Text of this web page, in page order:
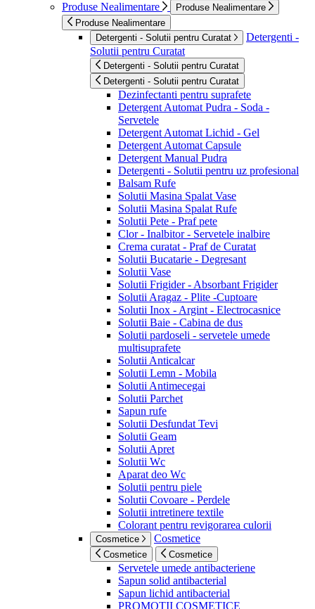
Produse Nealimentare
Produse Nealimentare
Produse Nealimentare
Detergenti - Solutii pentru Curatat
Detergenti -
Solutii pentru Curatat
Detergenti - Solutii pentru Curatat
Detergenti - Solutii pentru Curatat
Dezinfectanti pentru suprafete
Detergent Automat Pudra - Soda -
Servetele
Detergent Automat Lichid - Gel
Detergent Automat Capsule
Detergent Manual Pudra
Detergenti - Solutii pentru uz profesional
Balsam Rufe
Solutii Masina Spalat Vase
Solutii Masina Spalat Rufe
Solutii Pete - Praf pete
Clor - Inalbitor - Servetele inalbire
Crema curatat - Praf de Curatat
Solutii Bucatarie - Degresant
Solutii Vase
Solutii Frigider - Absorbant Frigider
Solutii Aragaz - Plite -Cuptoare
Solutii Inox - Argint - Electrocasnice
Solutii Baie - Cabina de dus
Solutii pardoseli - servetele umede
multisuprafete
Solutii Anticalcar
Solutii Lemn - Mobila
Solutii Antimecegai
Solutii Parchet
Sapun rufe
Solutii Desfundat Tevi
Solutii Geam
Solutii Apret
Solutii Wc
Aparat deo Wc
Solutii pentru piele
Solutii Covoare - Perdele
Solutii intretinere textile
Colorant pentru revigorarea culorii
Cosmetice Cosmetice
Cosmetice Cosmetice
Servetele umede antibacteriene
Sapun solid antibacterial
Sapun lichid antibacterial
PROMOTII COSMETICE